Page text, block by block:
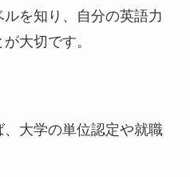
を知り、自分の英語力
大切です。
大学の単位認定や就職